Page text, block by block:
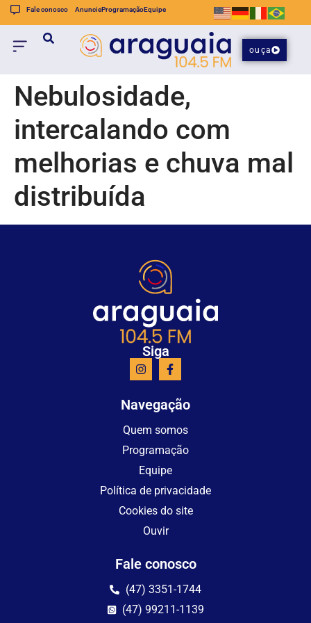
Fale conosco AnuncieProgramaçãoEquipe
ouça
Nebulosidade,
intercalando com
melhorias e chuva mal
distribuída
Siga
Navegação
Quem somos
Programação
Equipe
Política de privacidade
Cookies do site
Ouvir
Fale conosco
(47) 3351-1744
(47) 99211-1139